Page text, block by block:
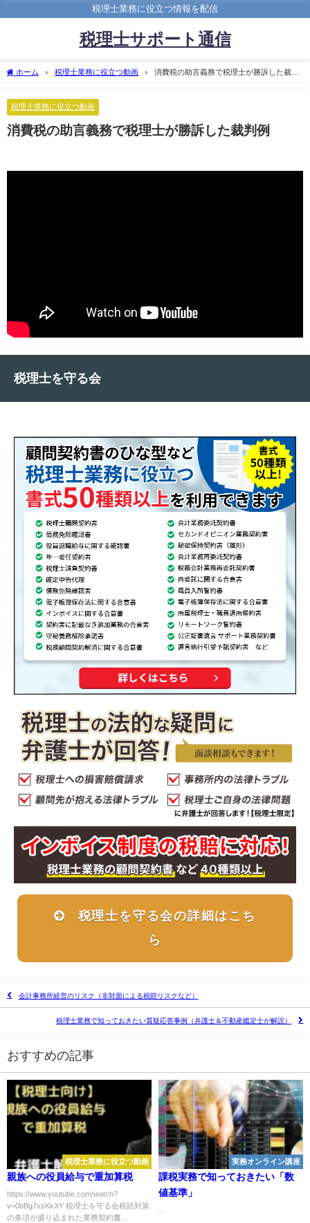
税理士業務に役立つ情報を配信
税理士サポート通信
ホーム 税理士業務に役立つ動画
消費税の助言義務で税理士が勝訴した裁判
税理士業務に役立つ動画
消費税の助言義務で税理士が勝訴した裁判例
税理士を守る会
税理士を守る会の詳細はこち
ら
会計事務所経営のリスク（非対面による税賠リスクなど）
税理士業務で知っておきたい質疑応答事例（弁護士＆不動産鑑定士が解説）
おすすめの記事
税理士業務に役立つ動画
親族への役員給与で重加算税
https://www.youtube.com/watch?
v=0bBg7xsKkXY 税理士を守る会税賠対策
の条項が盛り込まれた業務契約書...
実務オンライン講座
課税実務で知っておきたい「数
値基準」